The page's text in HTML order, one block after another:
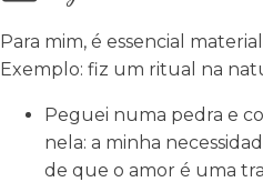
Para mim, é essencial
Exemplo: fiz um ritual na
Peguei numa pedra e
nela: a minha
de que o amor é uma